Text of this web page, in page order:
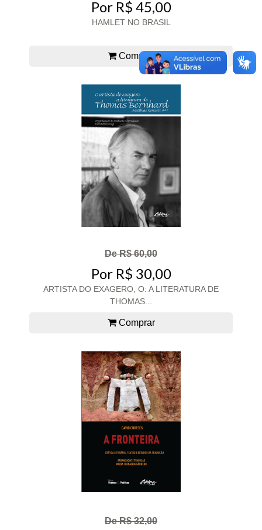
Por R$ 45,00
HAMLET NO BRASIL
Comprar
De R$ 60,00
Por R$ 30,00
ARTISTA DO EXAGERO, O: A LITERATURA DE
THOMAS...
Comprar
De R$ 32,00